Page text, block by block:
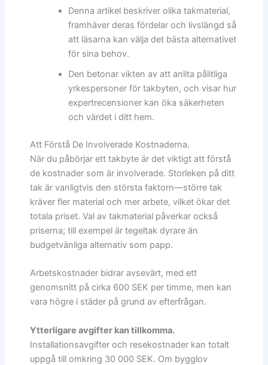
Denna artikel beskriver olika takmaterial,
framhäver deras fördelar och livslängd så
att läsarna kan välja det bästa alternativet
för sina behov.
Den betonar vikten av att anlita pålitliga
yrkespersoner för takbyten, och visar hur
expertrecensioner kan öka säkerheten
och värdet i ditt hem.
Att Förstå De Involverade Kostnaderna.
När du påbörjar ett takbyte är det viktigt att förstå
de kostnader som är involverade. Storleken på ditt
tak är vanligtvis den största faktorn—större tak
kräver fler material och mer arbete, vilket ökar det
totala priset. Val av takmaterial påverkar också
priserna; till exempel är tegeltak dyrare än
budgetvänliga alternativ som papp.
Arbetskostnader bidrar avsevärt, med ett
genomsnitt på cirka 600 SEK per timme, men kan
vara högre i städer på grund av efterfrågan.
Ytterligare avgifter kan tillkomma.
Installationsavgifter och resekostnader kan totalt
uppgå till omkring 30 000 SEK. Om bygglov